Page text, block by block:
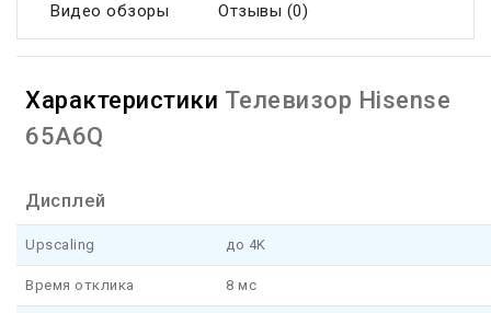
Видео обзоры Отзывы (0)
Характеристики Телевизор Hisense
65A6Q
Дисплей
Upscaling до 4K
Время отклика 8 мс